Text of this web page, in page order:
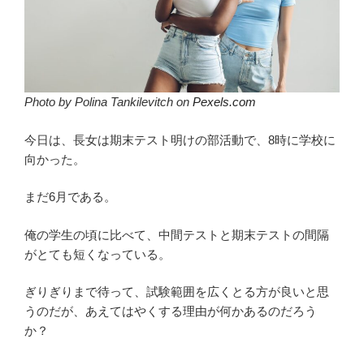
Photo by Polina Tankilevitch on Pexels.com
今日は、長女は期末テスト明けの部活動で、8時に学校に
向かった。
まだ6月である。
俺の学生の頃に比べて、中間テストと期末テストの間隔
がとても短くなっている。
ぎりぎりまで待って、試験範囲を広くとる方が良いと思
うのだが、あえてはやくする理由が何かあるのだろう
か？